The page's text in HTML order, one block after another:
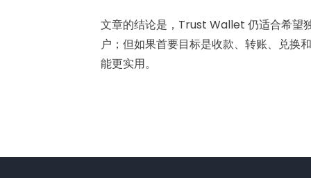
文章的结论是，Trust Wallet 仍适合希望
户；但如果首要目标是收款、转账、兑换
能更实用。